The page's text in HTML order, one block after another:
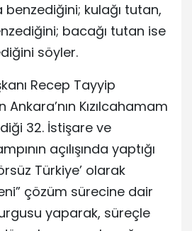
kulağı tutan,
bacağı tutan ise
söyler.
Recep Tayyip
Ankara’nın Kızılcahamam
32. İstişare ve
açılışında yaptığı
Türkiye’ olarak
çözüm sürecine dair
yaparak, süreçle